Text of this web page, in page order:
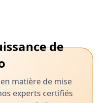
de
matière de mise
experts certifiés